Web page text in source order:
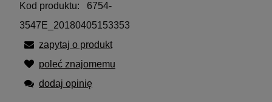
Kod produktu:
6754-
3547E_20180405153353
zapytaj o produkt
poleć znajomemu
dodaj opinię